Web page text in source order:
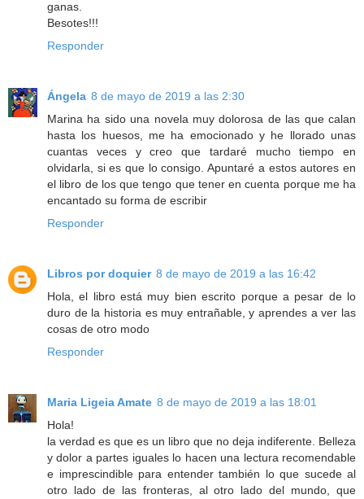
ganas.
Besotes!!!
Responder
Ángela 8 de mayo de 2019 a las 2:30
Marina ha sido una novela muy dolorosa de las que calan
hasta los huesos, me ha emocionado y he llorado unas
cuantas veces y creo que tardaré mucho tiempo en
olvidarla, si es que lo consigo. Apuntaré a estos autores en
el libro de los que tengo que tener en cuenta porque me ha
encantado su forma de escribir
Responder
Libros por doquier 8 de mayo de 2019 a las 16:42
Hola, el libro está muy bien escrito porque a pesar de lo
duro de la historia es muy entrañable, y aprendes a ver las
cosas de otro modo
Responder
Maria Ligeia Amate 8 de mayo de 2019 a las 18:01
Hola!
la verdad es que es un libro que no deja indiferente. Belleza
y dolor a partes iguales lo hacen una lectura recomendable
e imprescindible para entender también lo que sucede al
otro lado de las fronteras, al otro lado del mundo, que